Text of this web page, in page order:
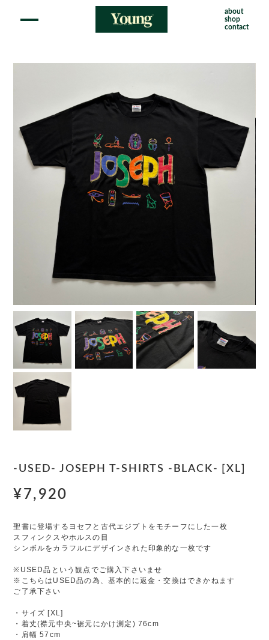
about
shop
contact
-USED- JOSEPH T-SHIRTS -BLACK- [XL]
¥7,920
聖書に登場するヨセフと古代エジプトをモチーフにした一枚
スフィンクスやホルスの目
シンボルをカラフルにデザインされた印象的な一枚です
※USED品という観点でご購入下さいませ
※こちらはUSED品の為、基本的に返金・交換はできかねます
ご了承下さい
・サイズ [XL]
・着丈(襟元中央~裾元にかけ測定) 76cm
・肩幅 57cm